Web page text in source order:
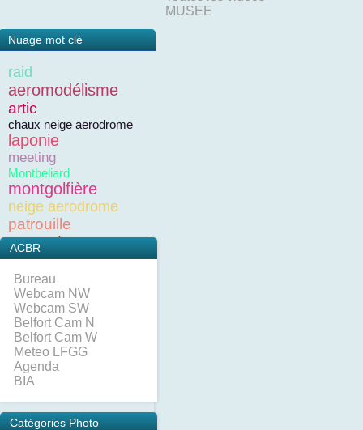
MUSEE
Nuage mot clé
raid
aeromodélisme
artic
chaux neige aerodrome
laponie
meeting
Montbeliard
montgolfière
neige aerodrome
patrouille
pegoud
ACBR
Bureau
Webcam NW
Webcam SW
Belfort Cam N
Belfort Cam W
Meteo LFGG
Agenda
BIA
Catégories Photo